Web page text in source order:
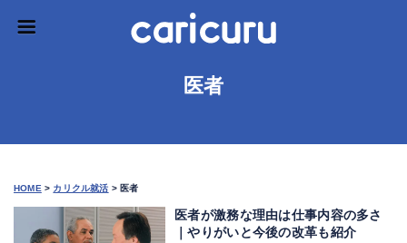
医者
HOME > カリクル就活 > 医者
医者が激務な理由は仕事内容の多さ
｜やりがいと今後の改革も紹介